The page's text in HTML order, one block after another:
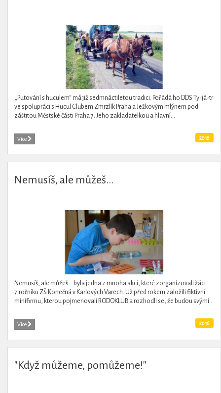
„Putování s huculem“ má již sedmnáctiletou tradici. Pořádá ho DDS Ty-já-tr
ve spolupráci s Hucul Clubem Zmrzlík Praha a Ježkovým mlýnem pod
záštitou Městské části Praha 7. Jeho zakladatelkou a hlavní...
Více 2016
Nemusíš, ale můžeš...
Nemusíš, ale můžeš... byla jedna z mnoha akcí, které zorganizovali žáci
7.ročníku ZŠ Konečná v Karlových Varech. Už před rokem založili fiktivní
minifirmu, kterou pojmenovali RODOKLUB a rozhodli se, že budou svými...
Více 2016
"Když můžeme, pomůžeme!"